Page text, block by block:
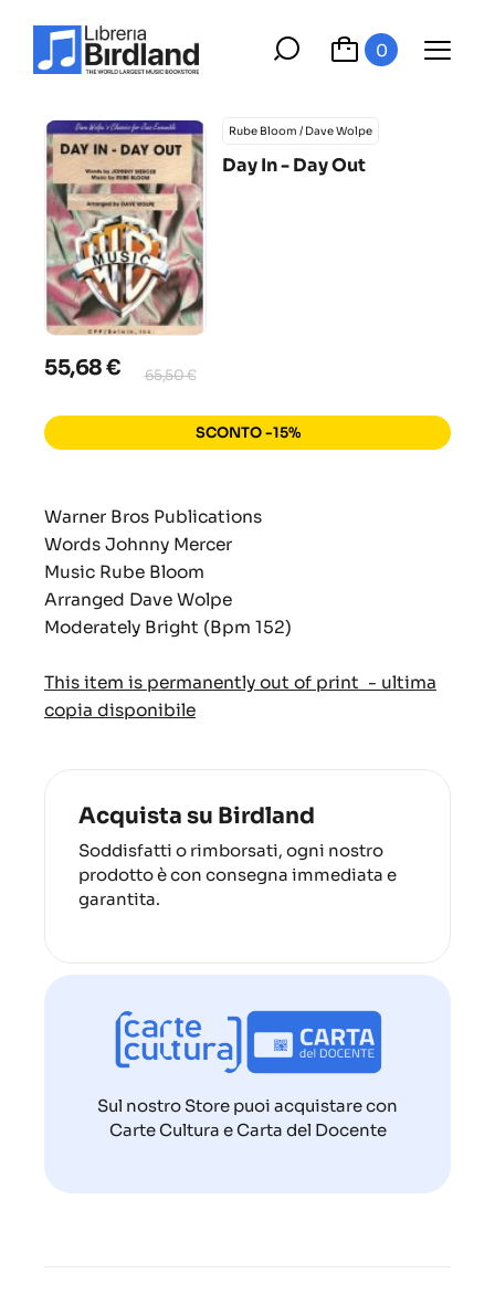
0
Rube Bloom / Dave Wolpe
Day In - Day Out
55,68 € 65,50 €
SCONTO -15%
Warner Bros Publications
Words Johnny Mercer
Music Rube Bloom
Arranged Dave Wolpe
Moderately Bright (Bpm 152)
This item is permanently out of print - ultima
copia disponibile
Acquista su Birdland
Soddisfatti o rimborsati, ogni nostro
prodotto è con consegna immediata e
garantita.
Sul nostro Store puoi acquistare con
Carte Cultura e Carta del Docente